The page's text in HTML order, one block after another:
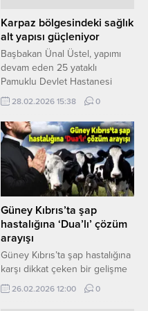
kadar ihtiyaç duyulan sağlık
merkezlerini planladıklarını
belirten Üstel, Dikmen Sağlık
Merkezi’nin de bu projelerden
biri...
Karpaz bölgesindeki sağlık
alt yapısı güçleniyor
Başbakan Ünal Üstel, yapımı
devam eden 25 yataklı
Pamuklu Devlet Hastanesi
inşaatında incelemelerde
bulundu. Sağlık Bakanı Hakan
Dinçyürek ile birlikte sahada
bilgi alan Üstel, çalışmaların
planlanan takvimin önünde
ilerlediğini belirtti. Sağlık Bakanı
Hakan Dinçyürek, hastanenin
sözleşmeye göre yıl sonunda
teslim edilmesinin
öngörüldüğünü ancak yoğun
çalışma sayesinde projenin yıl
28.02.2026 15:38 0
Güney Kıbrıs’ta şap
hastalığına ‘Dua’lı’ çözüm
arayışı
Güney Kıbrıs’ta şap hastalığına
karşı dikkat çeken bir gelişme
yaşandı. Salgının hayvancılık
sektörü üzerindeki etkisi
26.02.2026 12:00 0